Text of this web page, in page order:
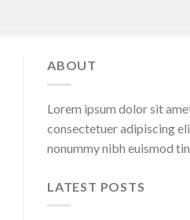
ABOUT
Lorem ipsum dolor sit
consectetuer adipiscing
nonummy nibh euismod
LATEST POSTS